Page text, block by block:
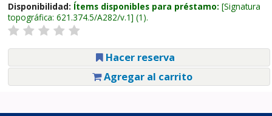
Disponibilidad: Ítems disponibles para préstamo: Signatura
topográfica: 621.374.5/A282/v.1 (1).
Hacer reserva
Agregar al carrito